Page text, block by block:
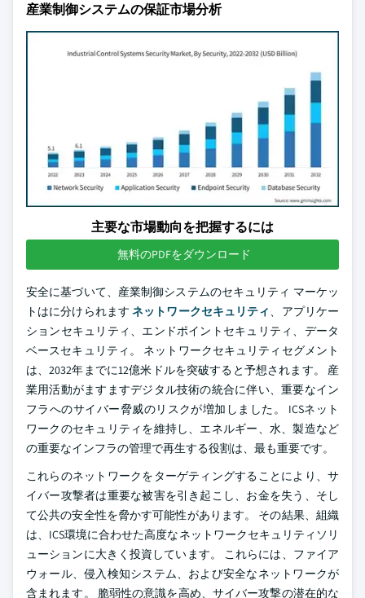
産業制御システムの保証市場分析
主要な市場動向を把握するには
無料のPDFをダウンロード
安全に基づいて、産業制御システムのセキュリティ マーケッ
トはに分けられますネットワークセキュリティ、アプリケー
ションセキュリティ、エンドポイントセキュリティ、データ
ベースセキュリティ。 ネットワークセキュリティセグメント
は、2032年までに12億米ドルを突破すると予想されます。 産
業用活動がますますデジタル技術の統合に伴い、重要なイン
フラへのサイバー脅威のリスクが増加しました。 ICSネット
ワークのセキュリティを維持し、エネルギー、水、製造など
の重要なインフラの管理で再生する役割は、最も重要です。
これらのネットワークをターゲティングすることにより、サ
イバー攻撃者は重要な被害を引き起こし、お金を失う、そし
て公共の安全性を脅かす可能性があります。 その結果、組織
は、ICS環境に合わせた高度なネットワークセキュリティソリ
ューションに大きく投資しています。 これらには、ファイア
ウォール、侵入検知システム、および安全なネットワークが
含まれます。 脆弱性の意識を高め、サイバー攻撃の潜在的な